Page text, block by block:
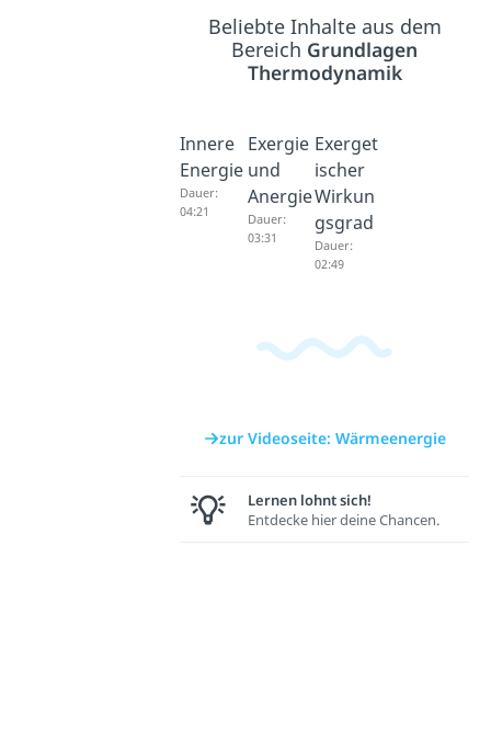
Beliebte Inhalte aus dem
Bereich Grundlagen
Thermodynamik
Innere
Energie
Dauer:
04:21
Exergie
und
Anergie
Dauer:
03:31
Exerget
ischer
Wirkun
gsgrad
Dauer:
02:49
zur Videoseite: Wärmeenergie
Lernen lohnt sich!
Entdecke hier deine Chancen.